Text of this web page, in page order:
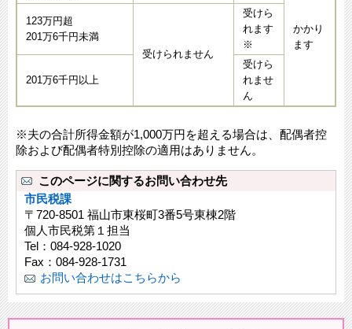
かかり
ます
123万円超
201万6千円未満
受けられません
受けら
れます
※
201万6千円以上
受けら
れませ
ん
※夫の合計所得金額が1,000万円を超える場合は、配偶者控
除および配偶者特別控除の適用はありません。
このページに関するお問い合わせ先
市民税課
〒720-8501 福山市東桜町3番5号東棟2階
個人市民税第１担当
Tel：084-928-1020
Fax：084-928-1731
お問い合わせはこちらから